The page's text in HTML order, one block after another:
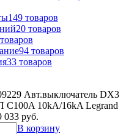
149 товаров
20 товаров
94 товаров
33 товаров
Авт.выключатель DX3
C100A 10kA/16kA Legrand
033 руб.
В корзину